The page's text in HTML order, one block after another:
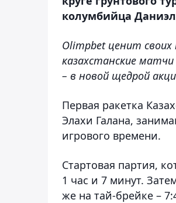
колумбийца
Olimpbet ценит
казахстанские
– в новой щедрой
Первая ракетка
Элахи Галана,
игрового времени.
Стартовая партия,
1 час и 7 минут.
же на тай-брейке –